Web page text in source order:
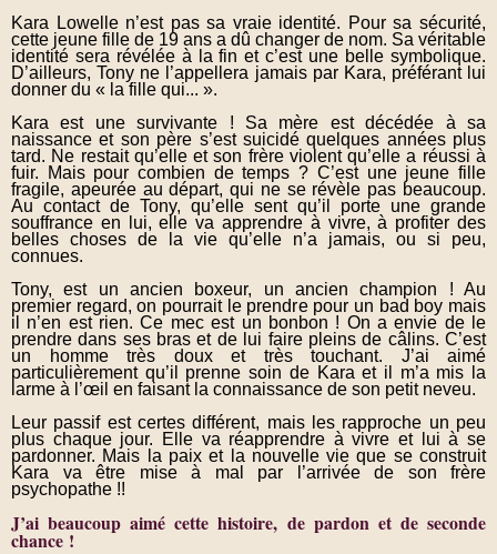
Kara Lowelle n’est pas sa vraie identité. Pour sa sécurité,
cette jeune fille de 19 ans a dû changer de nom. Sa véritable
identité sera révélée à la fin et c’est une belle symbolique.
D’ailleurs, Tony ne l’appellera jamais par Kara, préférant lui
donner du « la fille qui... ».
Kara est une survivante ! Sa mère est décédée à sa
naissance et son père s’est suicidé quelques années plus
tard. Ne restait qu’elle et son frère violent qu’elle a réussi à
fuir. Mais pour combien de temps ? C’est une jeune fille
fragile, apeurée au départ, qui ne se révèle pas beaucoup.
Au contact de Tony, qu’elle sent qu’il porte une grande
souffrance en lui, elle va apprendre à vivre, à profiter des
belles choses de la vie qu’elle n’a jamais, ou si peu,
connues.
Tony, est un ancien boxeur, un ancien champion ! Au
premier regard, on pourrait le prendre pour un bad boy mais
il n’en est rien. Ce mec est un bonbon ! On a envie de le
prendre dans ses bras et de lui faire pleins de câlins. C’est
un homme très doux et très touchant. J’ai aimé
particulièrement qu’il prenne soin de Kara et il m’a mis la
larme à l’œil en faisant la connaissance de son petit neveu.
Leur passif est certes différent, mais les rapproche un peu
plus chaque jour. Elle va réapprendre à vivre et lui à se
pardonner. Mais la paix et la nouvelle vie que se construit
Kara va être mise à mal par l’arrivée de son frère
psychopathe !!
J’ai beaucoup aimé cette histoire, de pardon et de seconde
chance !